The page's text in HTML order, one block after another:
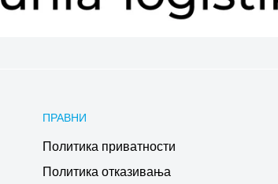
ПРАВНИ
Политика приватности
Политика отказивања